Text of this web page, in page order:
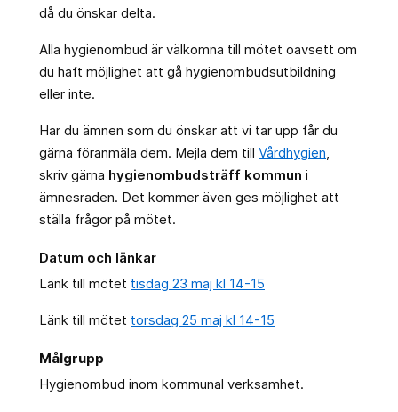
då du önskar delta.
Alla hygienombud är välkomna till mötet oavsett om
du haft möjlighet att gå hygienombudsutbildning
eller inte.
Har du ämnen som du önskar att vi tar upp får du
gärna föranmäla dem. Mejla dem till Vårdhygien
skriv gärna hygienombudsträff kommun i
ämnesraden. Det kommer även ges möjlighet att
ställa frågor på mötet.
Datum och länkar
Länk till mötet tisdag 23 maj kl 14-15
Länk till mötet torsdag 25 maj kl 14-15
Målgrupp
Hygienombud inom kommunal verksamhet.